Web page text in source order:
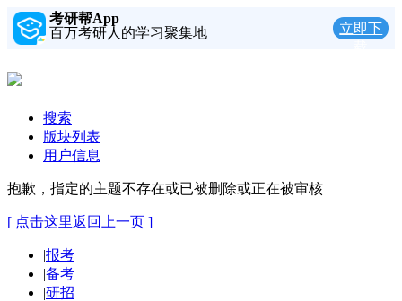
考研帮App
百万考研人的学习聚集地
立即下
搜索
版块列表
用户信息
抱歉，指定的主题不存在或已被删除或正在被审核
[ 点击这里返回上一页 ]
|报考
|备考
|研招